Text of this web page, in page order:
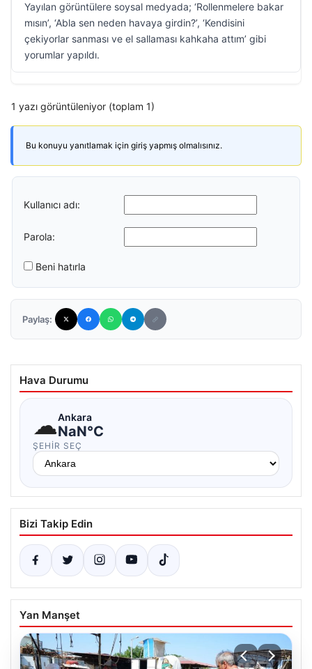
Yayılan görüntülere soysal medyada; ‘Rollenmelere bakar
mısın’, ‘Abla sen neden havaya girdin?’, ‘Kendisini
çekiyorlar sanması ve el sallaması kahkaha attım’ gibi
yorumlar yapıldı.
1 yazı görüntüleniyor (toplam 1)
Bu konuyu yanıtlamak için giriş yapmış olmalısınız.
Kullanıcı adı:
Parola:
Beni hatırla
Paylaş:
Hava Durumu
☁Ankara
NaN°C
ŞEHIR SEÇ
Bizi Takip Edin
Yan Manşet